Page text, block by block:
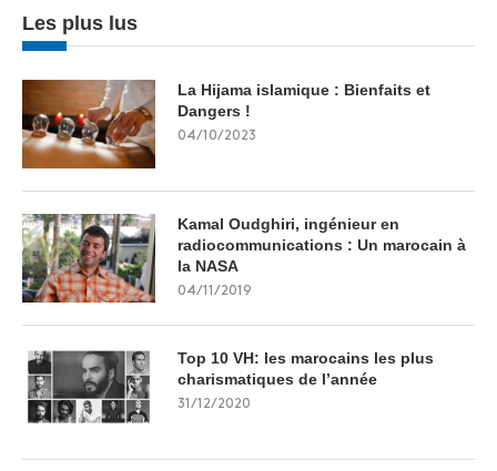
Les plus lus
La Hijama islamique : Bienfaits et
Dangers !
04/10/2023
Kamal Oudghiri, ingénieur en
radiocommunications : Un marocain à
la NASA
04/11/2019
Top 10 VH: les marocains les plus
charismatiques de l’année
31/12/2020